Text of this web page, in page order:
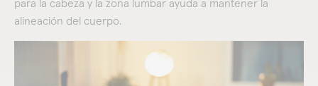
para la cabeza y la zona lumbar ayuda a mantener la
alineación del cuerpo.